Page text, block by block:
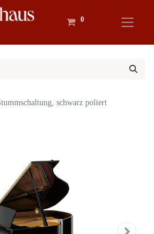
0
schwarz poliert